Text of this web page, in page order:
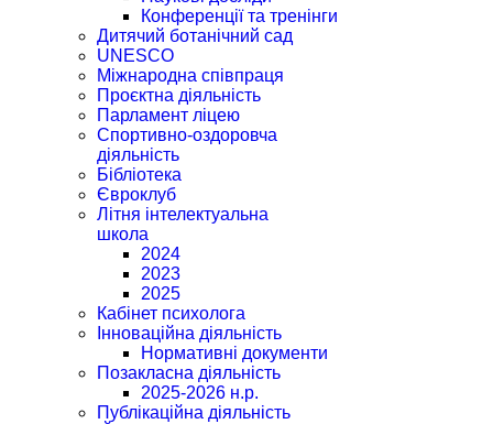
Конференції та тренінги
Дитячий ботанічний сад
UNESCO
Міжнародна співпраця
Проєктна діяльність
Парламент ліцею
Спортивно-оздоровча
діяльність
Бібліотека
Євроклуб
Літня інтелектуальна
школа
2024
2023
2025
Кабінет психолога
Інноваційна діяльність
Нормативні документи
Позакласна діяльність
2025-2026 н.р.
Публікаційна діяльність